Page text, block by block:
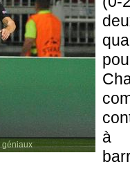
géniaux
à